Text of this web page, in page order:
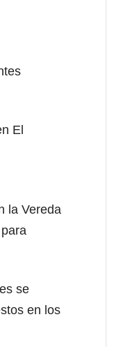
El
la Vereda
se
en los